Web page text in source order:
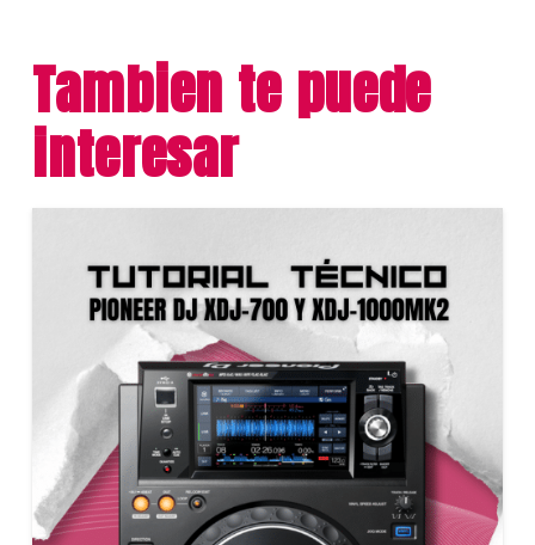
Tambien te puede
interesar